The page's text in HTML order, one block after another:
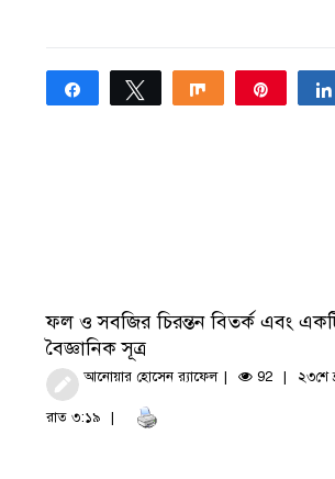
Share Tweet Share
ফল ও সবজির চিরন্তন বিতর্ক এবং
বৈজ্ঞানিক সূত্র
আনোয়ার হোসেন র‍্যাফেল 92 ২৩শে
রাত ৩:১৯